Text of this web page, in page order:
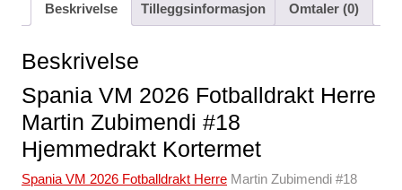
b
o
o
k
e
s
p
p
di e
Beskrivelse Tilleggsinformasjon Omtaler (0)
Beskrivelse
Spania VM 2026 Fotballdrakt Herre
Martin Zubimendi #18
Hjemmedrakt Kortermet
Spania VM 2026 Fotballdrakt Herre Martin Zubimendi #18